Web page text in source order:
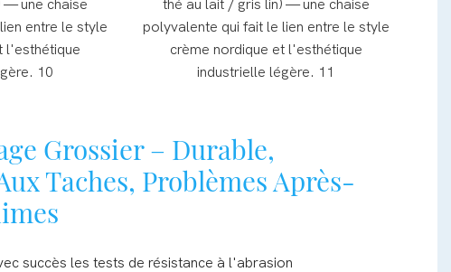
Grossier – Durable,
Taches, Problèmes Après-
succès les tests de résistance à l'abrasion